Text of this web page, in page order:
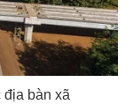
bàn xã